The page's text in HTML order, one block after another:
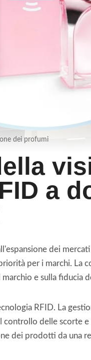
dei profumi
a
dei
per i marchi. La
e sulla fiducia
RFID. La
controllo delle scorte
dei prodotti da una